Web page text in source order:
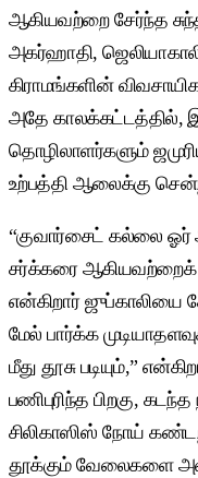
ஆகியவற்றை சேர்ந்த
அகர்ஹாதி,
கிராமங்களின்
அதே காலக்கட்டத்தில்,
தொழிலாளர்களும்
உற்பத்தி ஆலைக்கு
“குவார்சைட் கல்லை ஓர்
சர்க்கரை
என்கிறார் ஜுப்காலியை
மேல் பார்க்க
மீது தூசு படியும்,”
பணிபுரிந்த பிறகு,
சிலிகாஸிஸ் நோய்
தூக்கும் வேலைகளை